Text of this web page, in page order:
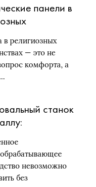
панели в
звук в храмах
залах
в религиозных
— это не
комфорта, а
станок
выбору
невозможно
без